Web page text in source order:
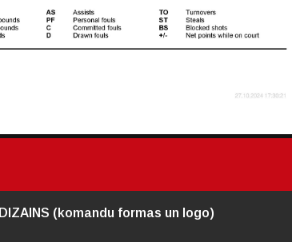
DIZAINS (komandu formas un logo)